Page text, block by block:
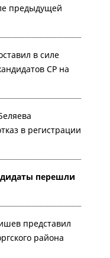
предыдущей
в силе
СР на
в регистрации
перешли
представил
района